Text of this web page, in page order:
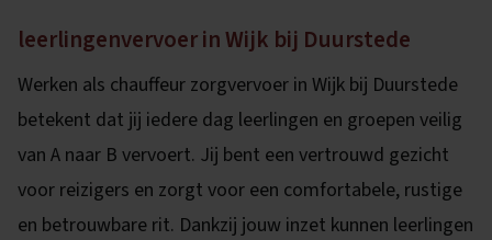
leerlingenvervoer in Wijk bij Duurstede
Werken als chauffeur zorgvervoer in Wijk bij Duurstede
betekent dat jij iedere dag leerlingen en groepen veilig
van A naar B vervoert. Jij bent een vertrouwd gezicht
voor reizigers en zorgt voor een comfortabele, rustige
en betrouwbare rit. Dankzij jouw inzet kunnen leerlingen